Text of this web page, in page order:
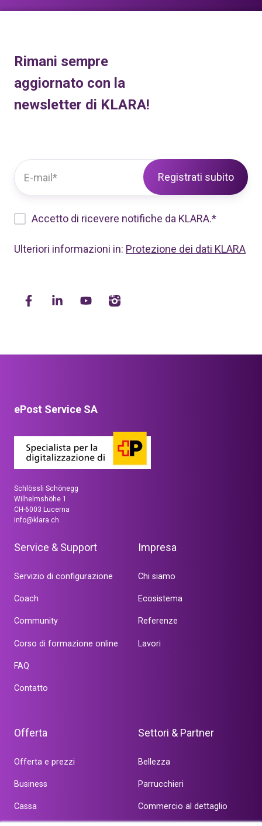
Rimani sempre
aggiornato con la
newsletter di KLARA!
Accetto di ricevere notifiche da KLARA.*
Ulteriori informazioni in: Protezione dei dati KLARA
ePost Service SA
Schlössli Schönegg
Wilhelmshöhe 1
CH-6003 Lucerna
info@klara.ch
Service & Support
Servizio di configurazione
Coach
Community
Corso di formazione online
FAQ
Contatto
Impresa
Chi siamo
Ecosistema
Referenze
Lavori
Offerta
Offerta e prezzi
Business
Cassa
Settori & Partner
Bellezza
Parrucchieri
Commercio al dettaglio